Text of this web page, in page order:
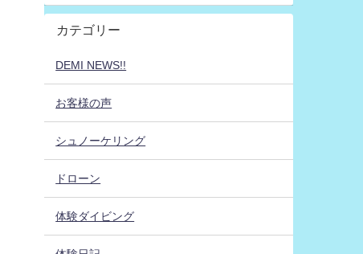
カテゴリー
DEMI NEWS!!
お客様の声
シュノーケリング
ドローン
体験ダイビング